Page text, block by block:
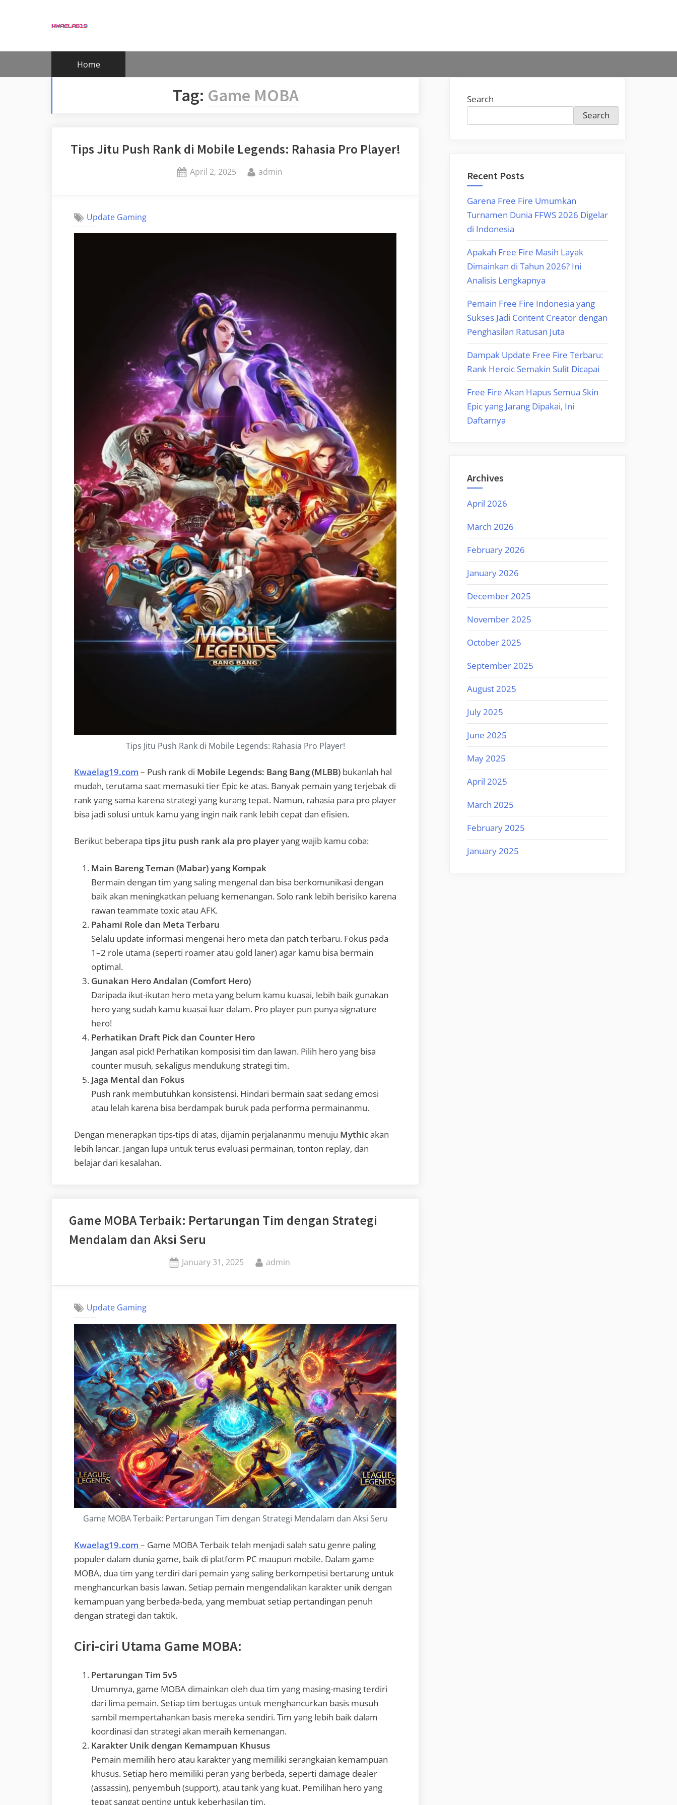
Home
Tag: Game MOBA
Tips Jitu Push Rank di Mobile Legends: Rahasia Pro Player!
Posted
April 2, 2025 By
admin
Update Gaming
Tips Jitu Push Rank di Mobile Legends: Rahasia Pro Player!
Kwaelag19.com – Push rank di Mobile Legends: Bang Bang (MLBB) bukanlah hal
mudah, terutama saat memasuki tier Epic ke atas. Banyak pemain yang terjebak di
rank yang sama karena strategi yang kurang tepat. Namun, rahasia para pro player
bisa jadi solusi untuk kamu yang ingin naik rank lebih cepat dan efisien.
Berikut beberapa tips jitu push rank ala pro playeryang wajib kamu coba:
Main Bareng Teman (Mabar) yang Kompak
Bermain dengan tim yang saling mengenal dan bisa berkomunikasi dengan
baik akan meningkatkan peluang kemenangan. Solo rank lebih berisiko karena
rawan teammate toxic atau AFK.
Pahami Role dan Meta Terbaru
Selalu update informasi mengenai hero meta dan patch terbaru. Fokus pada
1–2 role utama (seperti roamer atau gold laner) agar kamu bisa bermain
optimal.
Gunakan Hero Andalan (Comfort Hero)
Daripada ikut-ikutan hero meta yang belum kamu kuasai, lebih baik gunakan
hero yang sudah kamu kuasai luar dalam. Pro player pun punya signature
hero!
Perhatikan Draft Pick dan Counter Hero
Jangan asal pick! Perhatikan komposisi tim dan lawan. Pilih hero yang bisa
counter musuh, sekaligus mendukung strategi tim.
Jaga Mental dan Fokus
Push rank membutuhkan konsistensi. Hindari bermain saat sedang emosi
atau lelah karena bisa berdampak buruk pada performa permainanmu.
Dengan menerapkan tips-tips di atas, dijamin perjalananmu menuju Mythicakan
lebih lancar. Jangan lupa untuk terus evaluasi permainan, tonton replay, dan
belajar dari kesalahan.
Game MOBA Terbaik: Pertarungan Tim dengan Strategi
Mendalam dan Aksi Seru
Posted
January 31, 2025 By
admin
Update Gaming
Game MOBA Terbaik: Pertarungan Tim dengan Strategi Mendalam dan Aksi Seru
Kwaelag19.com – Game MOBA Terbaik telah menjadi salah satu genre paling
populer dalam dunia game, baik di platform PC maupun mobile. Dalam game
MOBA, dua tim yang terdiri dari pemain yang saling berkompetisi bertarung untuk
menghancurkan basis lawan. Setiap pemain mengendalikan karakter unik dengan
kemampuan yang berbeda-beda, yang membuat setiap pertandingan penuh
dengan strategi dan taktik.
Ciri-ciri Utama Game MOBA:
Pertarungan Tim 5v5
Umumnya, game MOBA dimainkan oleh dua tim yang masing-masing terdiri
dari lima pemain. Setiap tim bertugas untuk menghancurkan basis musuh
sambil mempertahankan basis mereka sendiri. Tim yang lebih baik dalam
koordinasi dan strategi akan meraih kemenangan.
Karakter Unik dengan Kemampuan Khusus
Pemain memilih hero atau karakter yang memiliki serangkaian kemampuan
khusus. Setiap hero memiliki peran yang berbeda, seperti damage dealer
(assassin), penyembuh (support), atau tank yang kuat. Pemilihan hero yang
tepat sangat penting untuk keberhasilan tim.
Search
Search
Recent Posts
Garena Free Fire Umumkan
Turnamen Dunia FFWS 2026 Digelar
di Indonesia
Apakah Free Fire Masih Layak
Dimainkan di Tahun 2026? Ini
Analisis Lengkapnya
Pemain Free Fire Indonesia yang
Sukses Jadi Content Creator dengan
Penghasilan Ratusan Juta
Dampak Update Free Fire Terbaru:
Rank Heroic Semakin Sulit Dicapai
Free Fire Akan Hapus Semua Skin
Epic yang Jarang Dipakai, Ini
Daftarnya
Archives
April 2026
March 2026
February 2026
January 2026
December 2025
November 2025
October 2025
September 2025
August 2025
July 2025
June 2025
May 2025
April 2025
March 2025
February 2025
January 2025